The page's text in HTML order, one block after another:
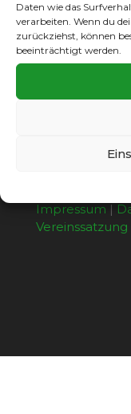
Daten wie das
verarbeiten. Wenn du
zurückziehst, können
beeinträchtigt werden.
Mit einem 9:0
SC Staaken im
Männer des SC
Copyright ©
Impressum |
Vereinssatzung